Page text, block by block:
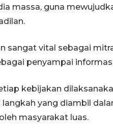
massa, guna
sangat vital sebagai
penyampai
kebijakan
yang diambil
masyarakat luas.